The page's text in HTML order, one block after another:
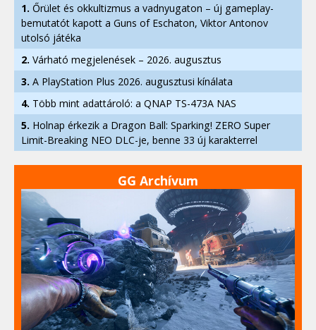
1. Őrület és okkultizmus a vadnyugaton – új gameplay-
bemutatót kapott a Guns of Eschaton, Viktor Antonov
utolsó játéka
2. Várható megjelenések – 2026. augusztus
3. A PlayStation Plus 2026. augusztusi kínálata
4. Több mint adattároló: a QNAP TS-473A NAS
5. Holnap érkezik a Dragon Ball: Sparking! ZERO Super
Limit-Breaking NEO DLC-je, benne 33 új karakterrel
GG Archívum